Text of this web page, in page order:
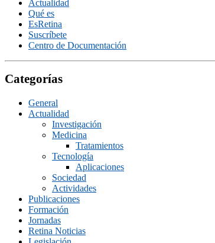
Actualidad
Qué es
EsRetina
Suscrí­bete
Centro de Documentación
Categorías
General
Actualidad
Investigación
Medicina
Tratamientos
Tecnologí­a
Aplicaciones
Sociedad
Actividades
Publicaciones
Formación
Jornadas
Retina Noticias